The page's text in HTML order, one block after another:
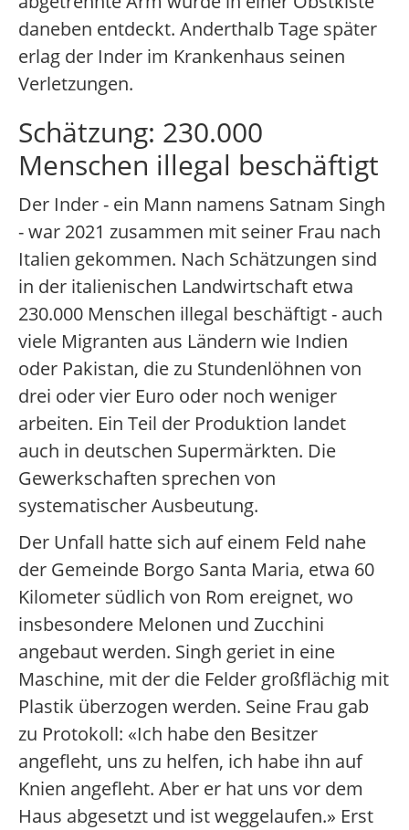
daneben entdeckt. Anderthalb Tage später
erlag der Inder im Krankenhaus seinen
Verletzungen.
Schätzung: 230.000
Menschen illegal beschäftigt
Der Inder - ein Mann namens Satnam Singh
- war 2021 zusammen mit seiner Frau nach
Italien gekommen. Nach Schätzungen sind
in der italienischen Landwirtschaft etwa
230.000 Menschen illegal beschäftigt - auch
viele Migranten aus Ländern wie Indien
oder Pakistan, die zu Stundenlöhnen von
drei oder vier Euro oder noch weniger
arbeiten. Ein Teil der Produktion landet
auch in deutschen Supermärkten. Die
Gewerkschaften sprechen von
systematischer Ausbeutung.
Der Unfall hatte sich auf einem Feld nahe
der Gemeinde Borgo Santa Maria, etwa 60
Kilometer südlich von Rom ereignet, wo
insbesondere Melonen und Zucchini
angebaut werden. Singh geriet in eine
Maschine, mit der die Felder großflächig mit
Plastik überzogen werden. Seine Frau gab
zu Protokoll: «Ich habe den Besitzer
angefleht, uns zu helfen, ich habe ihn auf
Knien angefleht. Aber er hat uns vor dem
Haus abgesetzt und ist weggelaufen.» Erst